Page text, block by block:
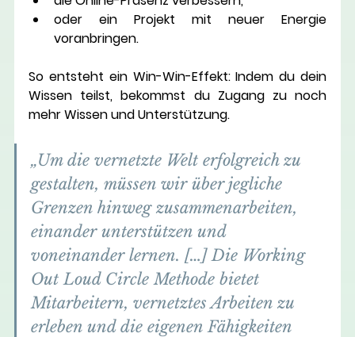
oder ein Projekt mit neuer Energie
voranbringen.
So entsteht ein Win-Win-Effekt: Indem du dein
Wissen teilst, bekommst du Zugang zu noch
mehr Wissen und Unterstützung.
„Um die vernetzte Welt erfolgreich zu
gestalten, müssen wir über jegliche
Grenzen hinweg zusammenarbeiten,
einander unterstützen und
voneinander lernen. […] Die Working
Out Loud Circle Methode bietet
Mitarbeitern, vernetztes Arbeiten zu
erleben und die eigenen Fähigkeiten